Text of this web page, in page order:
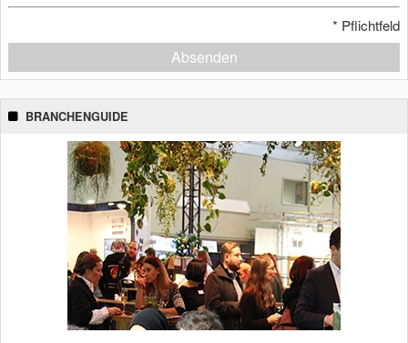
* Pflichtfeld
Absenden
BRANCHENGUIDE